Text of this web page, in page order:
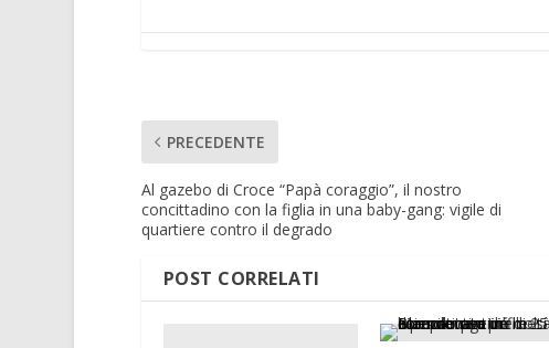
PRECEDENTE
Al gazebo di Croce “Papà coraggio”, il nostro
concittadino con la figlia in una baby-gang: vigile di
quartiere contro il degrado
POST CORRELATI